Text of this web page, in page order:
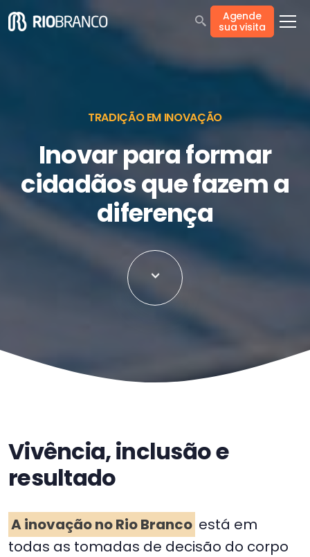
Agende
sua visita
TRADIÇÃO EM INOVAÇÃO
Inovar para formar
cidadãos que fazem a
diferença
Vivência, inclusão e
resultado
A inovação no Rio Branco está em
todas as tomadas de decisão do corpo